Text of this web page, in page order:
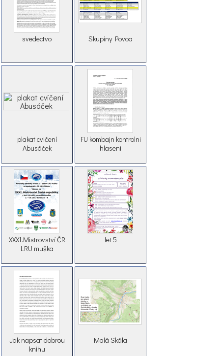
svedectvo Skupiny Povoa
plakat cvičení
Abusáček
FU kombajn kontrolni
hlaseni
XXXI.Mistrovství ČR
LRU muška
let 5
Jak napsat dobrou
knihu
Malá Skála